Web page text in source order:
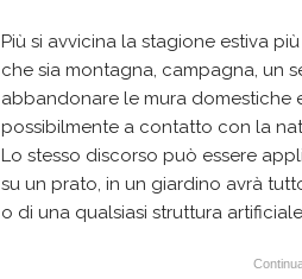
Più si avvicina la stagione estiva
che sia montagna, campagna, un
abbandonare le mura domestiche
possibilmente a contatto con la
Lo stesso discorso può essere
su un prato, in un giardino avrà
o di una qualsiasi struttura